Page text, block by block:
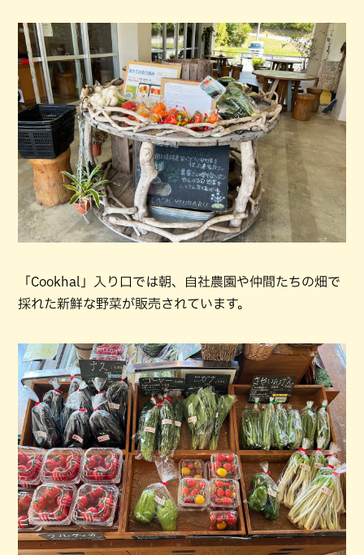
「Cookhal」入り口では朝、自社農園や仲間たちの畑で
採れた新鮮な野菜が販売されています。